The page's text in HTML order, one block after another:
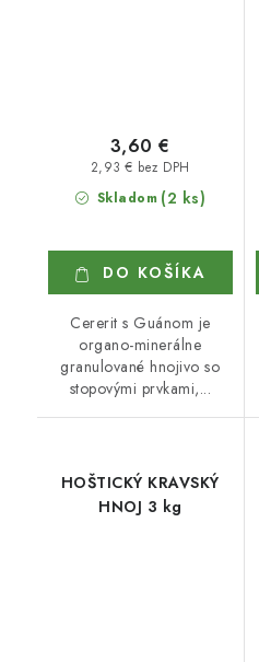
Skladom (2 ks)
2,93 € bez DPH
3,60 €
DO KOŠÍKA
Cererit s Guánom je
organo-minerálne
granulované hnojivo so
stopovými prvkami,...
HOŠTICKÝ KRAVSKÝ
HNOJ 3 kg